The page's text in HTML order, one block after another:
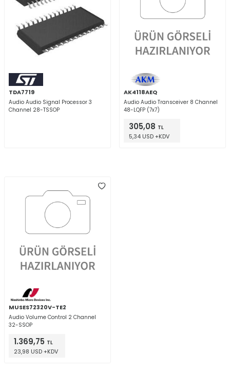
TDA7719
Audio Audio Signal Processor 3
Channel 28-TSSOP
AK4118AEQ
Audio Audio Transceiver 8 Channel
48-LQFP (7x7)
305,08 TL
5,34 USD +KDV
MUSES72320V-TE2
Audio Volume Control 2 Channel
32-SSOP
1.369,75 TL
23,98 USD +KDV